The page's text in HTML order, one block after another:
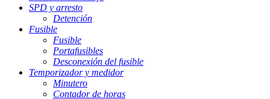
SPD y arresto
Detención
Fusible
Fusible
Portafusibles
Desconexión del fusible
Temporizador y medidor
Minutero
Contador de horas